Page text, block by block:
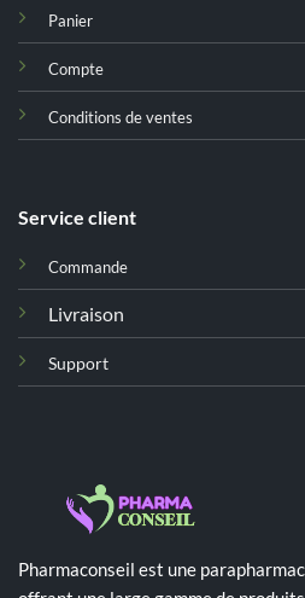
Panier
Compte
Conditions de ventes
Service client
Commande
Livraison
Support
Pharmaconseil est une